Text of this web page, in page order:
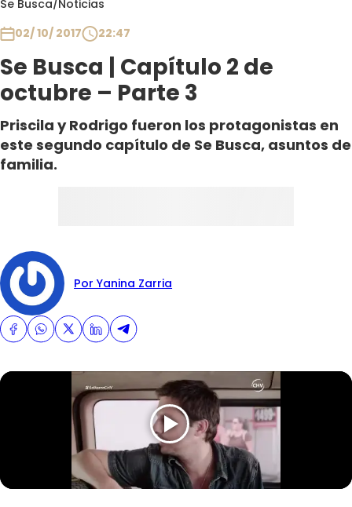
Se Busca/Noticias
02/ 10/ 2017
22:47
Se Busca | Capítulo 2 de
octubre – Parte 3
Priscila y Rodrigo fueron los protagonistas en
este segundo capítulo de Se Busca, asuntos de
familia.
Por Yanina Zarria
Club De La Comedia
Contigo en Directo
Plan Perfecto
El Tiempo
Sabingo
Todos Los Programas